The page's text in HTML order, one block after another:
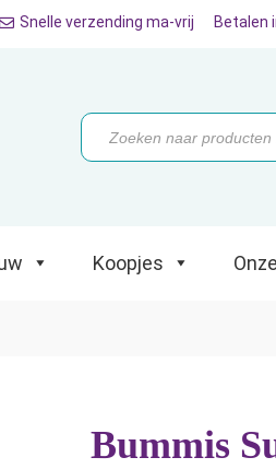
Koopjes Onze
Snelle verzending ma-vrij Betalen
Producten
zoeken
Koopjes
Bummis